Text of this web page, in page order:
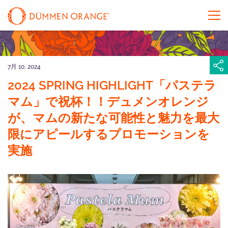
7月 10, 2024
2024 SPRING HIGHLIGHT「パステラ
マム」で祝杯！！デュメンオレンジ
が、マムの新たな可能性と魅力を最大
限にアピールするプロモーションを
実施